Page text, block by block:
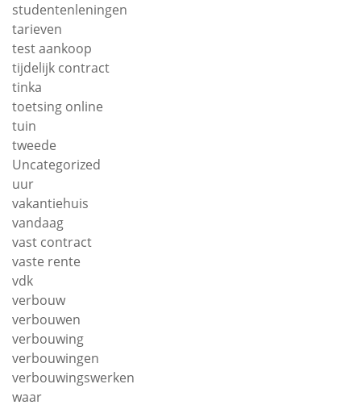
studentenleningen
tarieven
test aankoop
tijdelijk contract
tinka
toetsing online
tuin
tweede
Uncategorized
uur
vakantiehuis
vandaag
vast contract
vaste rente
vdk
verbouw
verbouwen
verbouwing
verbouwingen
verbouwingswerken
waar